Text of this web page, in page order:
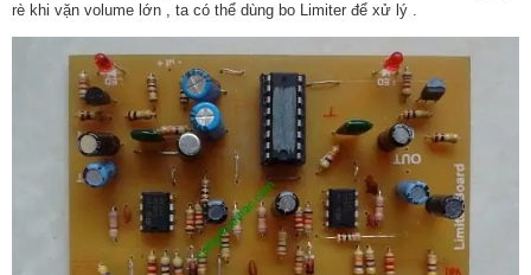
rè khi vặn volume lớn , ta có thể dùng bo Limiter để xử lý .